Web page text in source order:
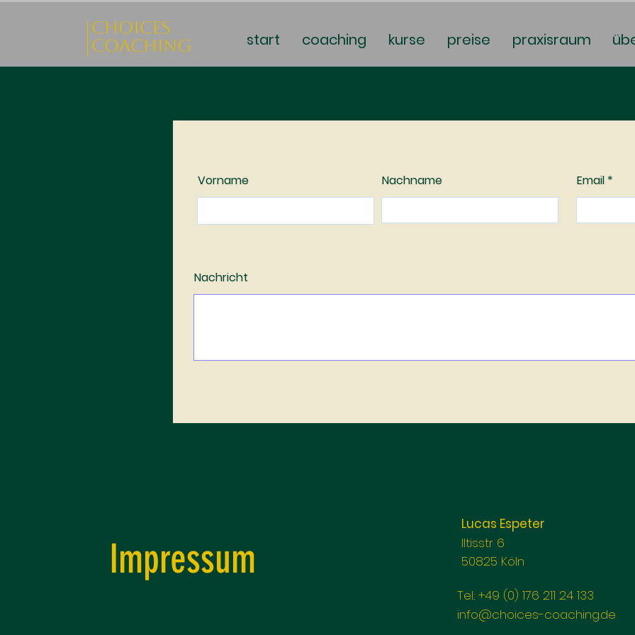
start coaching kurse preise praxisraum
Vorname Nachname Email
Nachricht
Impressum
Lucas Espeter
Iltisstr 6
50825 Köln
Tel.: +49 (0) 176 211 24 133
info@choices-coaching.de